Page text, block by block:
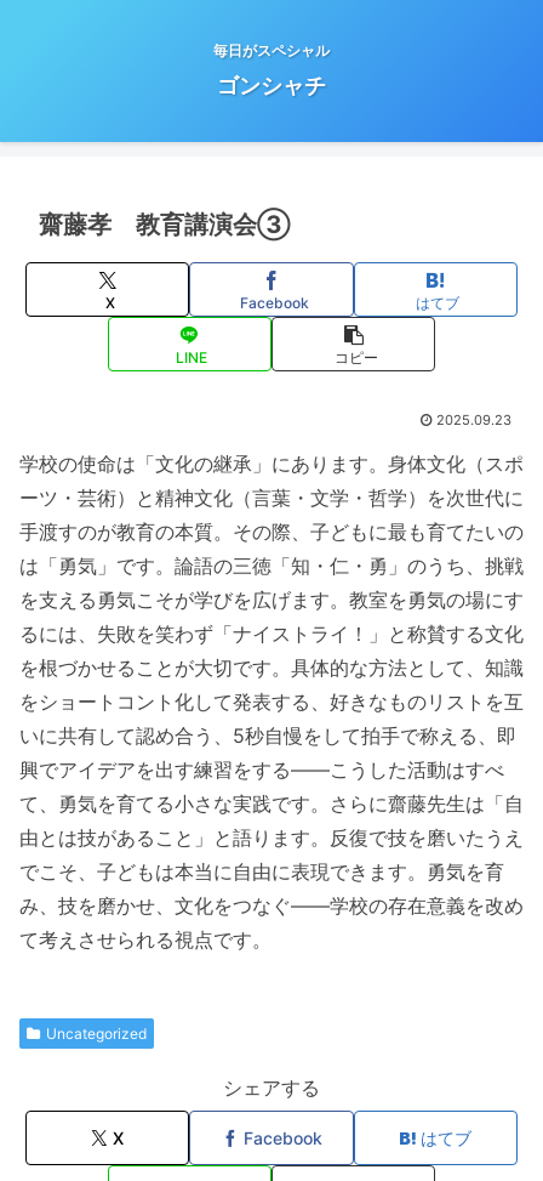
毎日がスペシャル
ゴンシャチ
齋藤孝 教育講演会③
X Facebook はてブ
LINE コピー
2025.09.23
学校の使命は「文化の継承」にあります。身体文化（スポ
ーツ・芸術）と精神文化（言葉・文学・哲学）を次世代に
手渡すのが教育の本質。その際、子どもに最も育てたいの
は「勇気」です。論語の三徳「知・仁・勇」のうち、挑戦
を支える勇気こそが学びを広げます。教室を勇気の場にす
るには、失敗を笑わず「ナイストライ！」と称賛する文化
を根づかせることが大切です。具体的な方法として、知識
をショートコント化して発表する、好きなものリストを互
いに共有して認め合う、5秒自慢をして拍手で称える、即
興でアイデアを出す練習をする――こうした活動はすべ
て、勇気を育てる小さな実践です。さらに齋藤先生は「自
由とは技があること」と語ります。反復で技を磨いたうえ
でこそ、子どもは本当に自由に表現できます。勇気を育
み、技を磨かせ、文化をつなぐ――学校の存在意義を改め
て考えさせられる視点です。
Uncategorized
シェアする
X Facebook はてブ